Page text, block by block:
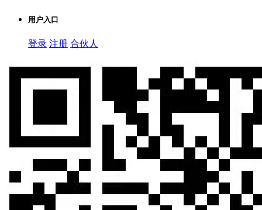
用户入口
登录 注册 合伙人